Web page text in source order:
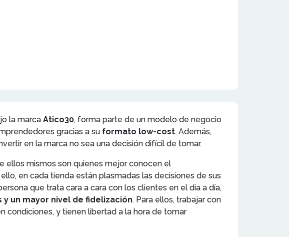
la marca Atico30, forma parte de un modelo de negocio
gracias a su formato low-cost. Además,
en la marca no sea una decisión difícil de tomar.
ellos mismos son quienes mejor conocen el
en cada tienda están plasmadas las decisiones de sus
que trata cara a cara con los clientes en el día a día,
un mayor nivel de fidelización. Para ellos, trabajar con
condiciones, y tienen libertad a la hora de tomar